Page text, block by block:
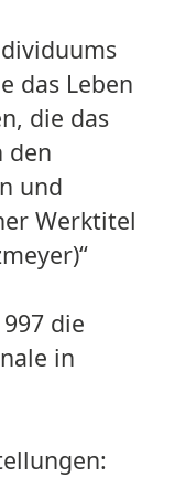
das Leben
die das
den
und
Werktitel
die
in